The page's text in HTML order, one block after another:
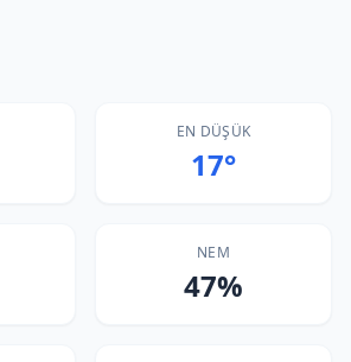
EN DÜŞÜK
17°
NEM
47%